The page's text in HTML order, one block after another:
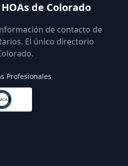
de Colorado
de contacto de
El único directorio
Profesionales